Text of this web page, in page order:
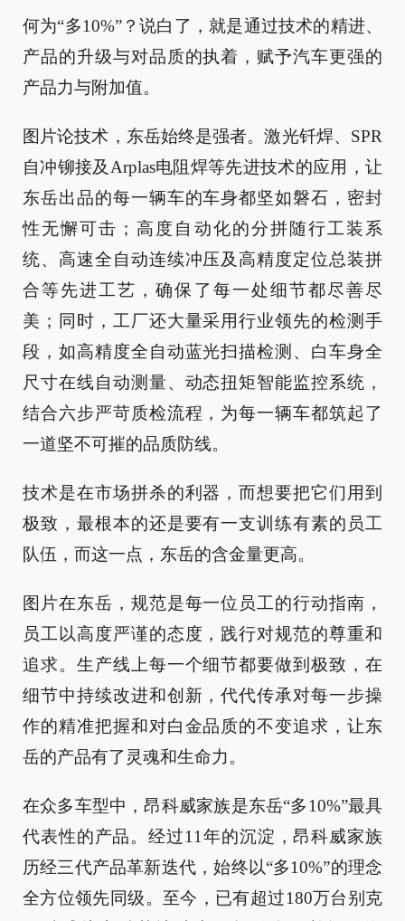
何为“多10%”？说白了，就是通过技术的精进、
产品的升级与对品质的执着，赋予汽车更强的
产品力与附加值。
图片论技术，东岳始终是强者。激光钎焊、SPR
自冲铆接及Arplas电阻焊等先进技术的应用，让
东岳出品的每一辆车的车身都坚如磐石，密封
性无懈可击；高度自动化的分拼随行工装系
统、高速全自动连续冲压及高精度定位总装拼
合等先进工艺，确保了每一处细节都尽善尽
美；同时，工厂还大量采用行业领先的检测手
段，如高精度全自动蓝光扫描检测、白车身全
尺寸在线自动测量、动态扭矩智能监控系统，
结合六步严苛质检流程，为每一辆车都筑起了
一道坚不可摧的品质防线。
技术是在市场拼杀的利器，而想要把它们用到
极致，最根本的还是要有一支训练有素的员工
队伍，而这一点，东岳的含金量更高。
图片在东岳，规范是每一位员工的行动指南，
员工以高度严谨的态度，践行对规范的尊重和
追求。生产线上每一个细节都要做到极致，在
细节中持续改进和创新，代代传承对每一步操
作的精准把握和对白金品质的不变追求，让东
岳的产品有了灵魂和生命力。
在众多车型中，昂科威家族是东岳“多10%”最具
代表性的产品。经过11年的沉淀，昂科威家族
历经三代产品革新迭代，始终以“多10%”的理念
全方位领先同级。至今，已有超过180万台别克